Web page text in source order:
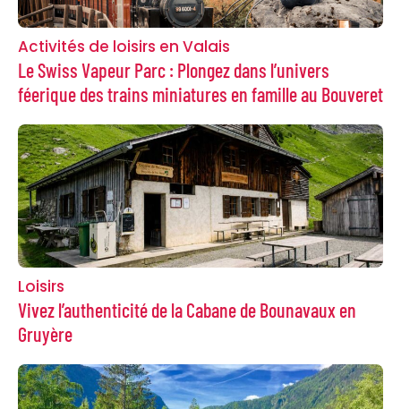
Activités de loisirs en Valais
Le Swiss Vapeur Parc : Plongez dans l’univers
féerique des trains miniatures en famille au Bouveret
Loisirs
Vivez l’authenticité de la Cabane de Bounavaux en
Gruyère